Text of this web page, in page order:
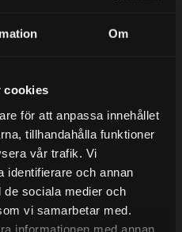
Om
cookies
för att anpassa innehållet
tillhandahålla funktioner
vår trafik. Vi
identifierare och annan
de sociala medier och
vi samarbetar med.
informationen med annan
på mejl. Ordrar skickas